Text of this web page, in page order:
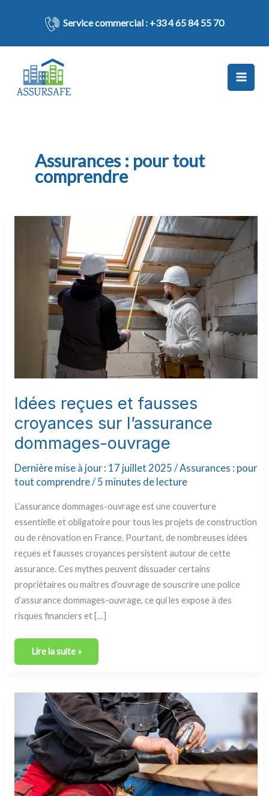
Service commercial : +33 4 65 84 55 70
Assurances : pour tout
comprendre
Idées reçues et fausses
croyances sur l’assurance
dommages-ouvrage
Dernière mise à jour : 17 juillet 2025 /Assurances : pour
tout comprendre/ 5 minutes de lecture
L’assurance dommages-ouvrage est une couverture
essentielle et obligatoire pour tous les projets de construction
ou de rénovation en France. Pourtant, de nombreuses idées
reçues et fausses croyances persistent autour de cette
assurance. Ces mythes peuvent dissuader certains
propriétaires ou maîtres d’ouvrage de souscrire une police
d’assurance dommages-ouvrage, ce qui les expose à des
risques financiers et […]
Idées
reçues
fausses
croyances
l’assurance
dommages-
ouvrage
Lire la suite »
Cas
pratiques
comment
l’assurance
dommages-
ouvrage
résout
les
problèmes
des
propriétaires